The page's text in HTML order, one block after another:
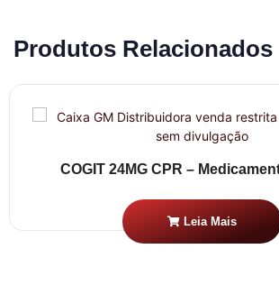
Produtos Relacionados
COGIT 24MG CPR –
Leia Mais